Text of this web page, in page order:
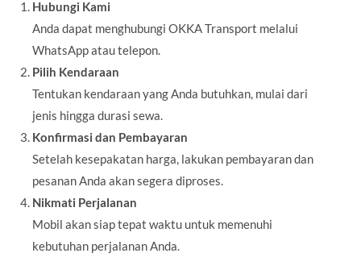
Hubungi Kami
Anda dapat menghubungi OKKA Transport melalui
WhatsApp atau telepon.
Pilih Kendaraan
Tentukan kendaraan yang Anda butuhkan, mulai dari
jenis hingga durasi sewa.
Konfirmasi dan Pembayaran
Setelah kesepakatan harga, lakukan pembayaran dan
pesanan Anda akan segera diproses.
Nikmati Perjalanan
Mobil akan siap tepat waktu untuk memenuhi
kebutuhan perjalanan Anda.